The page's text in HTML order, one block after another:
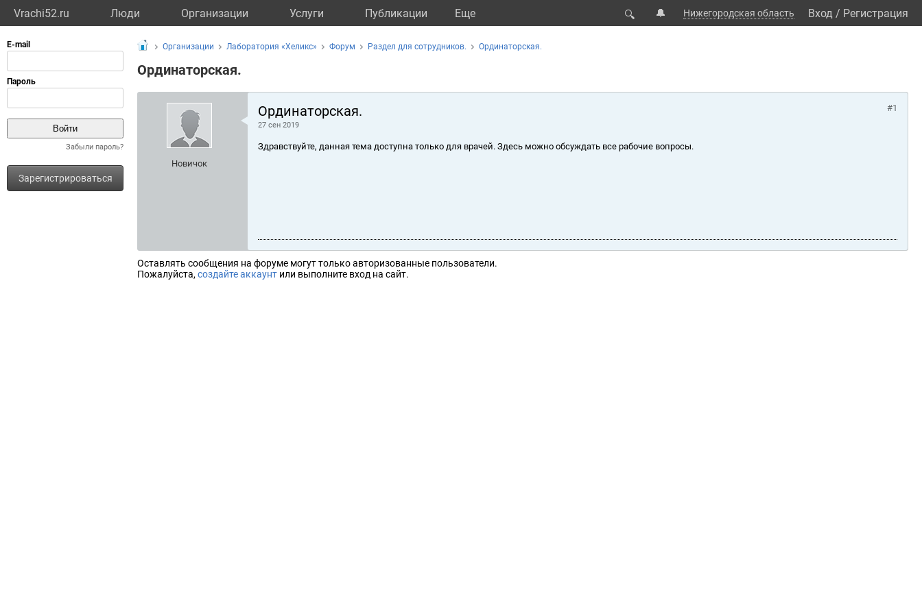
Vrachi52.ru Люди Организации Услуги Публикации Eще 🔍 🔔 Нижегородская область Вход / Регистрация
Забыли пароль?
Зарегистрироваться
Организации Лаборатория «Хеликс» Форум Раздел для сотрудников. Ординаторская.
Ординаторская.
Новичок
Ординаторская.
27 сен 2019
#1
Здравствуйте, данная тема доступна только для врачей. Здесь можно обсуждать все рабочие вопросы.
Оставлять сообщения на форуме могут только авторизованные пользователи.
Пожалуйста, создайте аккаунт или выполните вход на сайт.